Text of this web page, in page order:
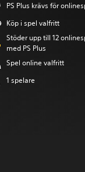
PS Plus krävs för
Köp i spel valfritt
Stöder upp till 12
med PS Plus
Spel online valfritt
1 spelare